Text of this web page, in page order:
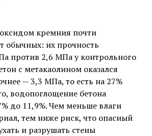
кремния почти
обычных: их прочность
против 2,6 МПа у контрольного
с метакаолином оказался
— 3,3 МПа, то есть на 27%
водопоглощение бетона
до 11,9%. Чем меньше влаги
тем ниже риск, что опасный
и разрушать стены